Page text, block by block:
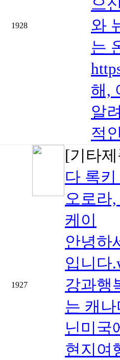
1928
으
와
는
해,
알
적
1927
[기타
다 록
오로라
케이
안녕하
입니다
강과행
는 캐
닌미국
현지여